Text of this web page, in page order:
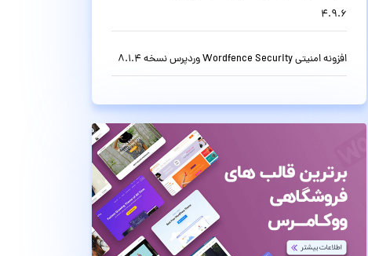
4.9.6
افزونه امنیتی Wordfence Security وردپرس نسخه 8.1.4